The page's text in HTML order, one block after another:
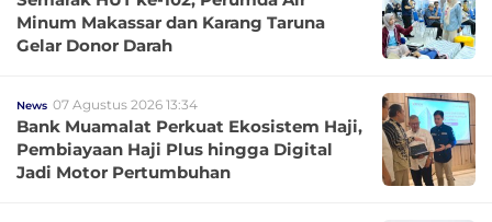
Minum Makassar dan Karang Taruna
Gelar Donor Darah
News 07 Agustus 2026 13:34
Bank Muamalat Perkuat Ekosistem Haji,
Pembiayaan Haji Plus hingga Digital
Jadi Motor Pertumbuhan